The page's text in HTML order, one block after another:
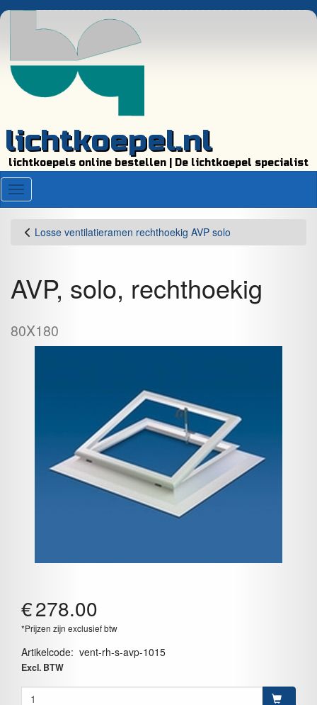
lichtkoepel.nl
lichtkoepels online bestellen | De lichtkoepel specialist
Menu
Losse ventilatieramen rechthoekig AVP solo
AVP, solo, rechthoekig
80X180
€278.00
*Prijzen zijn exclusief btw
Artikelcode: vent-rh-s-avp-1015
Excl. BTW